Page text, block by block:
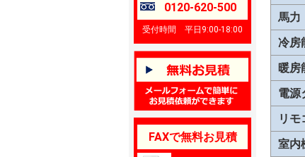
0120-620-500
受付時間 平日9:00-18:00
FAXで無料お見積
馬力
冷房
暖房
電源
リモ
室内